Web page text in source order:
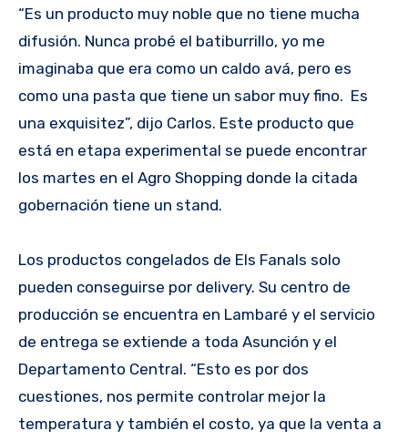
“Es un producto muy noble que no tiene mucha
difusión. Nunca probé el batiburrillo, yo me
imaginaba que era como un caldo avá, pero es
como una pasta que tiene un sabor muy fino. Es
una exquisitez”, dijo Carlos. Este producto que
está en etapa experimental se puede encontrar
los martes en el Agro Shopping donde la citada
gobernación tiene un stand.
Los productos congelados de Els Fanals solo
pueden conseguirse por delivery. Su centro de
producción se encuentra en Lambaré y el servicio
de entrega se extiende a toda Asunción y el
Departamento Central. “Esto es por dos
cuestiones, nos permite controlar mejor la
temperatura y también el costo, ya que la venta a